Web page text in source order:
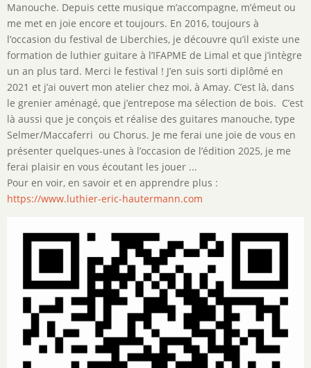
l'activité
Manouche. Depuis cette musique m’accompagne, m’émeut ou
me met en joie encore et toujours. En 2016, toujours à
l’occasion du festival de Liberchies, je découvre qu’il existe une
formation de luthier guitare à l’IFAPME de Limal et que j’intègre
un an plus tard. Merci le festival ! J’en suis sorti diplômé en
2021 et j’ai ouvert mon atelier chez moi, à Amay. C’est là, dans
le grenier aménagé, que j’entrepose ma sélection de bois. C’est
là aussi que je conçois et réalise des guitares manouche, type
Selmer/Maccaferri ou Chorus. Je me ferai une joie de vous en
présenter quelques-unes à l’occasion de l’édition 2025, je me
ferai plaisir en vous écoutant les jouer ...
Pour en voir, en savoir et en apprendre plus :
https://www.luthier-eric-hautermann.com